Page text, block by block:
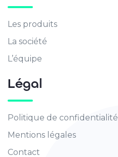
Les produits
La société
L’équipe
Légal
Politique de confidentialité
Mentions légales
Contact